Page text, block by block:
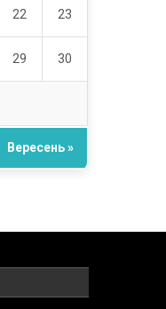
22 23
29 30
Вересень »